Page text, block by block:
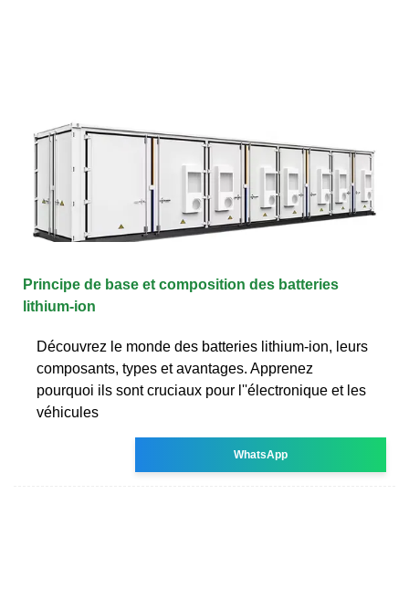
Principe de base et composition des batteries
lithium-ion
Découvrez le monde des batteries lithium-ion, leurs
composants, types et avantages. Apprenez
pourquoi ils sont cruciaux pour l''électronique et les
véhicules
WhatsApp